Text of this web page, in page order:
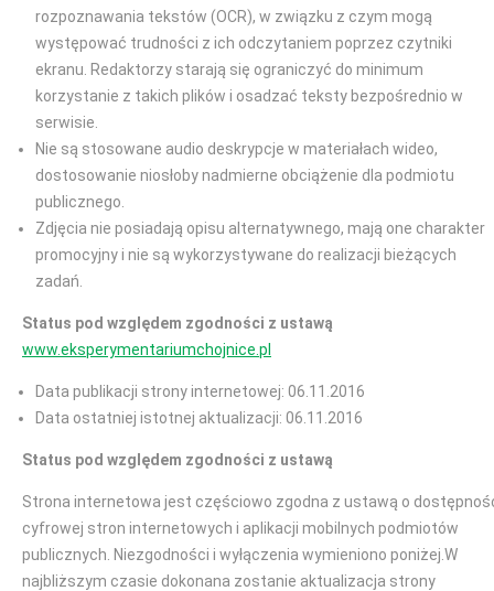
rozpoznawania tekstów (OCR), w związku z czym mogą
występować trudności z ich odczytaniem poprzez czytniki
ekranu. Redaktorzy starają się ograniczyć do minimum
korzystanie z takich plików i osadzać teksty bezpośrednio w
serwisie.
Nie są stosowane audio deskrypcje w materiałach wideo,
dostosowanie niosłoby nadmierne obciążenie dla podmiotu
publicznego.
Zdjęcia nie posiadają opisu alternatywnego, mają one charakter
promocyjny i nie są wykorzystywane do realizacji bieżących
zadań.
Status pod względem zgodności z ustawą
www.eksperymentariumchojnice.pl
Data publikacji strony internetowej: 06.11.2016
Data ostatniej istotnej aktualizacji: 06.11.2016
Status pod względem zgodności z ustawą
Strona internetowa jest częściowo zgodna z ustawą o
cyfrowej stron internetowych i aplikacji mobilnych podmiotów
publicznych. Niezgodności i wyłączenia wymieniono poniżej.W
najbliższym czasie dokonana zostanie aktualizacja strony